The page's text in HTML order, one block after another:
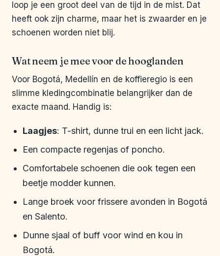
loop je een groot deel van de tijd in de mist. Dat
heeft ook zijn charme, maar het is zwaarder en je
schoenen worden niet blij.
Wat neem je mee voor de hooglanden
Voor Bogotá, Medellín en de koffieregio is een
slimme kledingcombinatie belangrijker dan de
exacte maand. Handig is:
Laagjes: T-shirt, dunne trui en een licht jack.
Een compacte regenjas of poncho.
Comfortabele schoenen die ook tegen een
beetje modder kunnen.
Lange broek voor frissere avonden in Bogotá
en Salento.
Dunne sjaal of buff voor wind en kou in
Bogotá.